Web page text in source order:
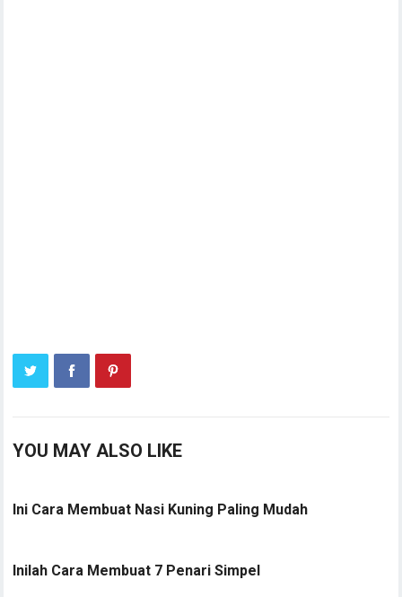
YOU MAY ALSO LIKE
Ini Cara Membuat Nasi Kuning Paling Mudah
Inilah Cara Membuat 7 Penari Simpel